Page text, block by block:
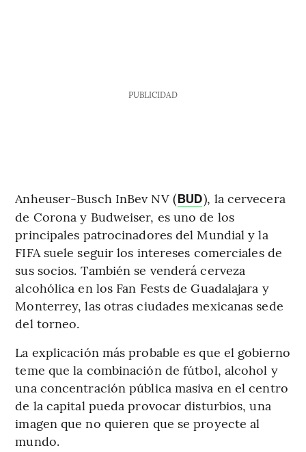
PUBLICIDAD
Anheuser-Busch InBev NV (BUD), la cervecera
de Corona y Budweiser, es uno de los
principales patrocinadores del Mundial y la
FIFA suele seguir los intereses comerciales de
sus socios. También se venderá cerveza
alcohólica en los Fan Fests de Guadalajara y
Monterrey, las otras ciudades mexicanas sede
del torneo.
La explicación más probable es que el gobierno
teme que la combinación de fútbol, ​​alcohol y
una concentración pública masiva en el centro
de la capital pueda provocar disturbios, una
imagen que no quieren que se proyecte al
mundo.